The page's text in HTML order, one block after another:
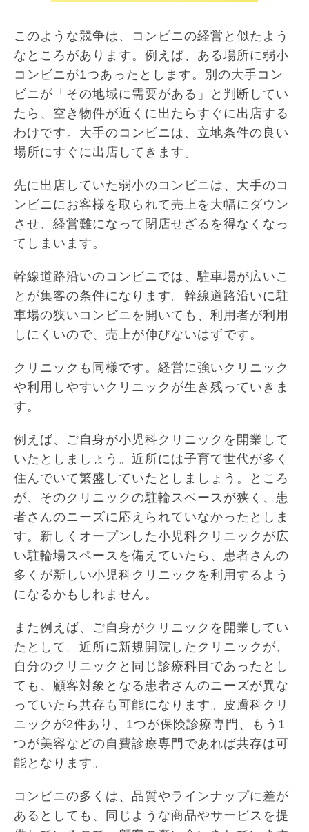
このような競争は、コンビニの経営と似たよう
なところがあります。例えば、ある場所に弱小
コンビニが1つあったとします。別の大手コン
ビニが「その地域に需要がある」と判断してい
たら、空き物件が近くに出たらすぐに出店する
わけです。大手のコンビニは、立地条件の良い
場所にすぐに出店してきます。
先に出店していた弱小のコンビニは、大手のコ
ンビニにお客様を取られて売上を大幅にダウン
させ、経営難になって閉店せざるを得なくなっ
てしまいます。
幹線道路沿いのコンビニでは、駐車場が広いこ
とが集客の条件になります。幹線道路沿いに駐
車場の狭いコンビニを開いても、利用者が利用
しにくいので、売上が伸びないはずです。
クリニックも同様です。経営に強いクリニック
や利用しやすいクリニックが生き残っていきま
す。
例えば、ご自身が小児科クリニックを開業して
いたとしましょう。近所には子育て世代が多く
住んでいて繁盛していたとしましょう。ところ
が、そのクリニックの駐輪スペースが狭く、患
者さんのニーズに応えられていなかったとしま
す。新しくオープンした小児科クリニックが広
い駐輪場スペースを備えていたら、患者さんの
多くが新しい小児科クリニックを利用するよう
になるかもしれません。
また例えば、ご自身がクリニックを開業してい
たとして。近所に新規開院したクリニックが、
自分のクリニックと同じ診療科目であったとし
ても、顧客対象となる患者さんのニーズが異な
っていたら共存も可能になります。皮膚科クリ
ニックが2件あり、1つが保険診療専門、もう1
つが美容などの自費診療専門であれば共存は可
能となります。
コンビニの多くは、品質やラインナップに差が
あるとしても、同じような商品やサービスを提